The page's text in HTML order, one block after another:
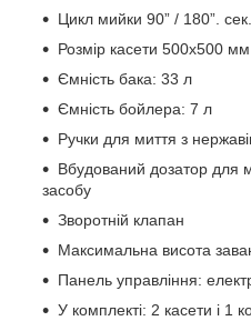
Цикл мийки 90” / 180”. сек.
Розмір касети 500х500 мм
Ємність бака: 33 л
Ємність бойлера: 7 л
Ручки для миття з
Вбудований дозатор для
засобу
Зворотній клапан
Максимальна висота
Панель управління:
У комплекті: 2 касети і 1